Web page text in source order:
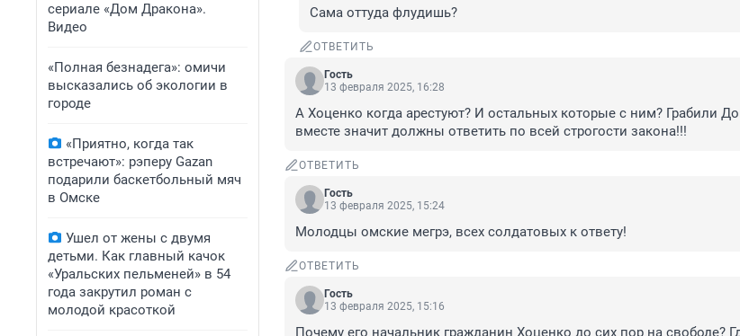
сериале «Дом Дракона».
Видео
«Полная безнадега»: омичи
высказались об экологии в
городе
«Приятно, когда так
встречают»: рэперу Gazan
подарили баскетбольный мяч
в Омске
Ушел от жены с двумя
детьми. Как главный качок
«Уральских пельменей» в 54
года закрутил роман с
молодой красоткой
Сама оттуда флудишь?
ОТВЕТИТЬ
Гость
13 февраля 2025, 16:28
А Хоценко когда арестуют? И остальных которые с ним? Грабили
вместе значит должны ответить по всей строгости закона!!!
ОТВЕТИТЬ
Гость
13 февраля 2025, 15:24
Молодцы омские мегрэ, всех солдатовых к ответу!
ОТВЕТИТЬ
Гость
13 февраля 2025, 15:16
Почему его начальник гражданин Хоценко до сих пор на свободе?